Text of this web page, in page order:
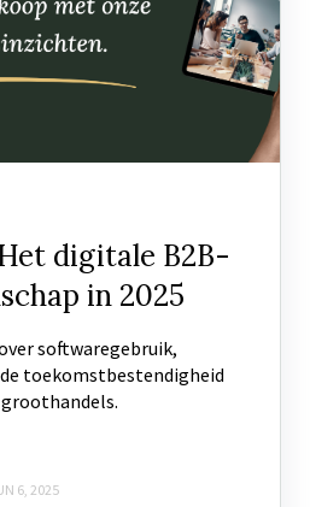
digitale B2B-
in 2025
softwaregebruik,
toekomstbestendigheid
6, 2025